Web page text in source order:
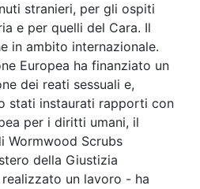
stranieri, per gli ospiti
e per quelli del Cara. Il
in ambito internazionale.
Europea ha finanziato un
dei reati sessuali e,
stati instaurati rapporti con
per i diritti umani, il
Wormwood Scrubs
della Giustizia
un lavoro - ha